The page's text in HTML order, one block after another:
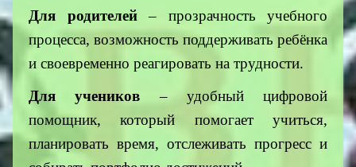
Для родителей– прозрачность учебного
процесса, возможность поддерживать ребёнка
и своевременно реагировать на трудности.
Для учеников – удобный цифровой
помощник, который помогает учиться,
планировать время, отслеживать прогресс и